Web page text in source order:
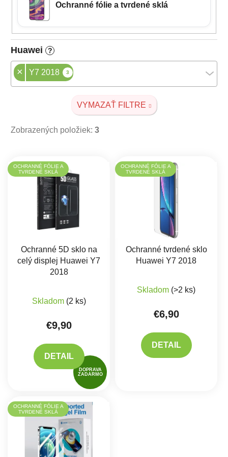
Ochranné fólie a tvrdené sklá
Huawei ?
× Y7 2018 3
VYMAZAŤ FILTRE
Zobrazených položiek: 3
Výpis produktov
OCHRANNÉ FÓLIE A
TVRDENÉ SKLÁ
DOPRAVA
ZADARMO
Ochranné 5D sklo na
celý displej Huawei Y7
2018
Priemerné hodnotenie produktu je 5,0 z 5
Skladom (2 ks)
€9,90
DETAIL
OCHRANNÉ FÓLIE A
TVRDENÉ SKLÁ
Ochranné tvrdené sklo
Huawei Y7 2018
Skladom (>2 ks)
€6,90
DETAIL
OCHRANNÉ FÓLIE A
TVRDENÉ SKLÁ